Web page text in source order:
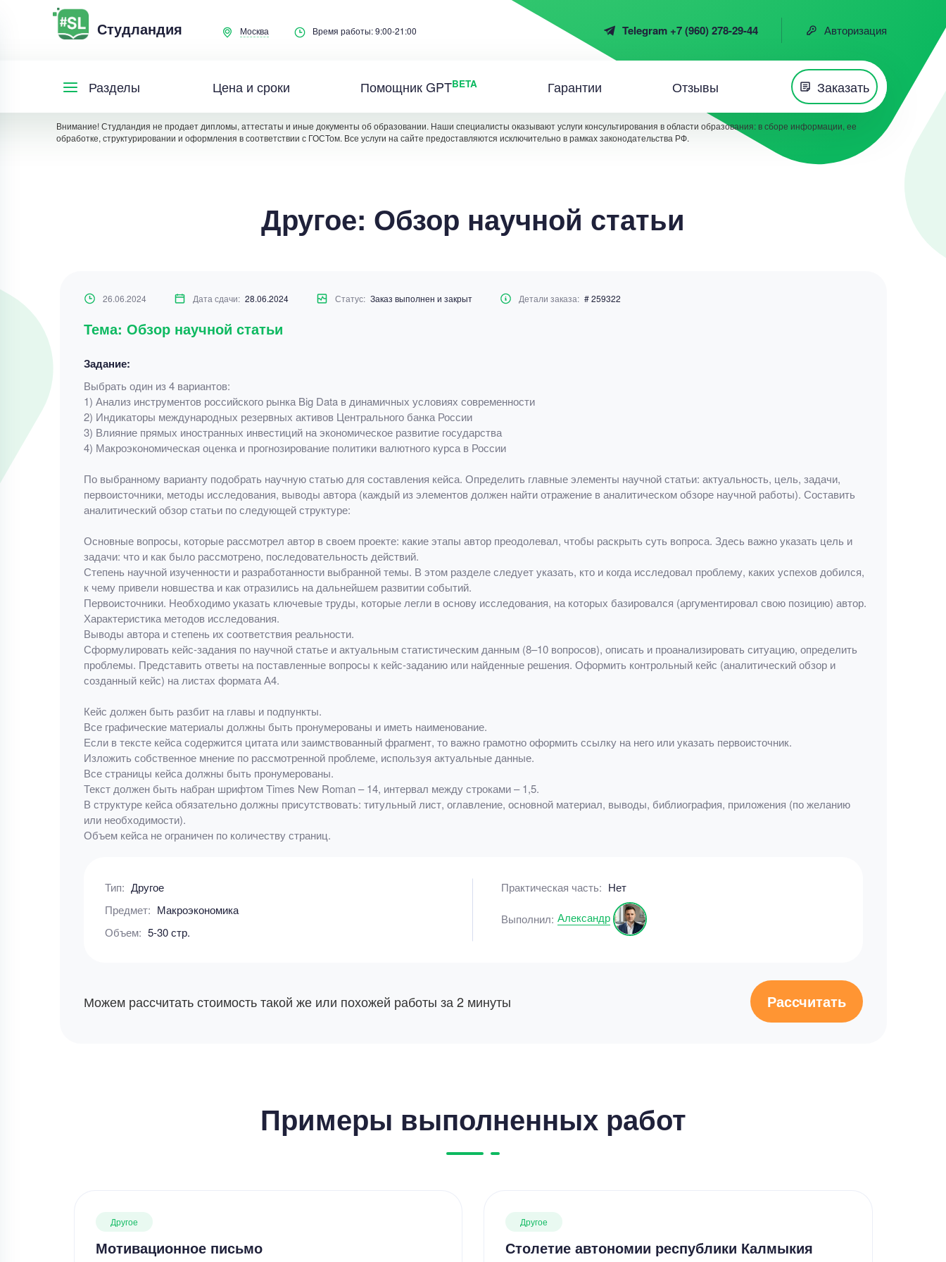
Студландия Москва Время работы: 9:00-21:00 Telegram +7 (960) 278-29-44 Авторизация
Разделы Цена и сроки Помощник GPTBETA Гарантии Отзывы Заказать
Внимание! Студландия не продает дипломы, аттестаты и иные документы об образовании. Наши специалисты оказывают услуги консультирования в области образования: в сборе информации, ее
обработке, структурировании и оформления в соответствии с ГОСТом. Все услуги на сайте предоставляются исключительно в рамках законодательства РФ.
Другое: Обзор научной статьи
26.06.2024 Дата сдачи: 28.06.2024 Статус: Заказ выполнен и закрыт Детали заказа: # 259322
Тема: Обзор научной статьи
Задание:
Выбрать один из 4 вариантов:
1) Анализ инструментов российского рынка Big Data в динамичных условиях современности
2) Индикаторы международных резервных активов Центрального банка России
3) Влияние прямых иностранных инвестиций на экономическое развитие государства
4) Макроэкономическая оценка и прогнозирование политики валютного курса в России
По выбранному варианту подобрать научную статью для составления кейса. Определить главные элементы научной статьи: актуальность, цель, задачи,
первоисточники, методы исследования, выводы автора (каждый из элементов должен найти отражение в аналитическом обзоре научной работы). Составить
аналитический обзор статьи по следующей структуре:
Основные вопросы, которые рассмотрел автор в своем проекте: какие этапы автор преодолевал, чтобы раскрыть суть вопроса. Здесь важно указать цель и
задачи: что и как было рассмотрено, последовательность действий.
Степень научной изученности и разработанности выбранной темы. В этом разделе следует указать, кто и когда исследовал проблему, каких успехов добился,
к чему привели новшества и как отразились на дальнейшем развитии событий.
Первоисточники. Необходимо указать ключевые труды, которые легли в основу исследования, на которых базировался (аргументировал свою позицию) автор.
Характеристика методов исследования.
Выводы автора и степень их соответствия реальности.
Сформулировать кейс-задания по научной статье и актуальным статистическим данным (8–10 вопросов), описать и проанализировать ситуацию, определить
проблемы. Представить ответы на поставленные вопросы к кейс-заданию или найденные решения. Оформить контрольный кейс (аналитический обзор и
созданный кейс) на листах формата А4.
Кейс должен быть разбит на главы и подпункты.
Все графические материалы должны быть пронумерованы и иметь наименование.
Если в тексте кейса содержится цитата или заимствованный фрагмент, то важно грамотно оформить ссылку на него или указать первоисточник.
Изложить собственное мнение по рассмотренной проблеме, используя актуальные данные.
Все страницы кейса должны быть пронумерованы.
Текст должен быть набран шрифтом Times New Roman – 14, интервал между строками – 1,5.
В структуре кейса обязательно должны присутствовать: титульный лист, оглавление, основной материал, выводы, библиография, приложения (по желанию
или необходимости).
Объем кейса не ограничен по количеству страниц.
Тип: Другое
Предмет: Макроэкономика
Объем: 5-30 стр.
Практическая часть: Нет
Выполнил: Александр
Можем рассчитать стоимость такой же или похожей работы за 2 минуты Рассчитать
Примеры выполненных работ
Другое
Мотивационное письмо
Другое
Столетие автономии республики Калмыкия